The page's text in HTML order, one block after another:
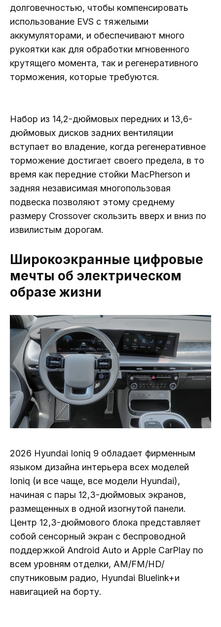
долговечностью, чтобы компенсировать
использование EVS с тяжелыми
аккумуляторами, и обеспечивают много
рукоятки как для обработки мгновенного
крутящего момента, так и регенеративного
торможения, которые требуются.
Набор из 14,2-дюймовых передних и 13,6-
дюймовых дисков задних вентиляции
вступает во владение, когда регенеративное
торможение достигает своего предела, в то
время как передние стойки MacPherson и
задняя независимая многопользовая
подвеска позволяют этому среднему
размеру Crossover скользить вверх и вниз по
извилистым дорогам.
Широкоэкранные цифровые
мечты об электрическом
образе жизни
2026 Hyundai Ioniq 9 обладает фирменным
языком дизайна интерьера всех моделей
Ioniq (и все чаще, все модели Hyundai),
начиная с пары 12,3-дюймовых экранов,
размещенных в одной изогнутой панели.
Центр 12,3-дюймового блока представляет
собой сенсорный экран с беспроводной
поддержкой Android Auto и Apple CarPlay по
всем уровням отделки, AM/FM/HD/
спутниковым радио, Hyundai Bluelink+и
навигацией на борту.